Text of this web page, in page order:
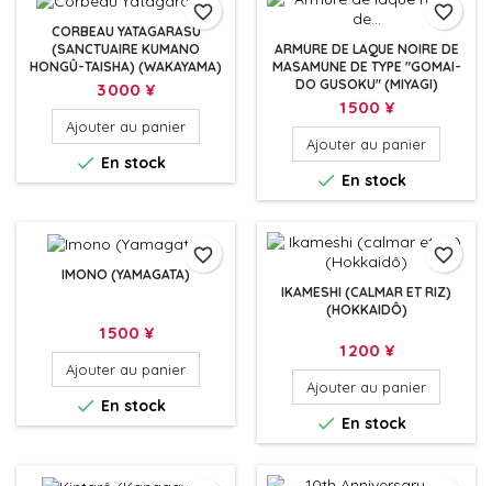
CORBEAU YATAGARASU
(SANCTUAIRE KUMANO
HONGÛ-TAISHA) (WAKAYAMA)
Prix
3 000 ¥
Ajouter au panier
 En stock
favorite_border
ARMURE DE LAQUE NOIRE DE
MASAMUNE DE TYPE "GOMAI-
DO GUSOKU" (MIYAGI)
Prix
1 500 ¥
Ajouter au panier
 En stock
favorite_border
IMONO (YAMAGATA)
Prix
1 500 ¥
Ajouter au panier
 En stock
favorite_border
IKAMESHI (CALMAR ET RIZ)
(HOKKAIDÔ)
Prix
1 200 ¥
Ajouter au panier
 En stock
favorite_border